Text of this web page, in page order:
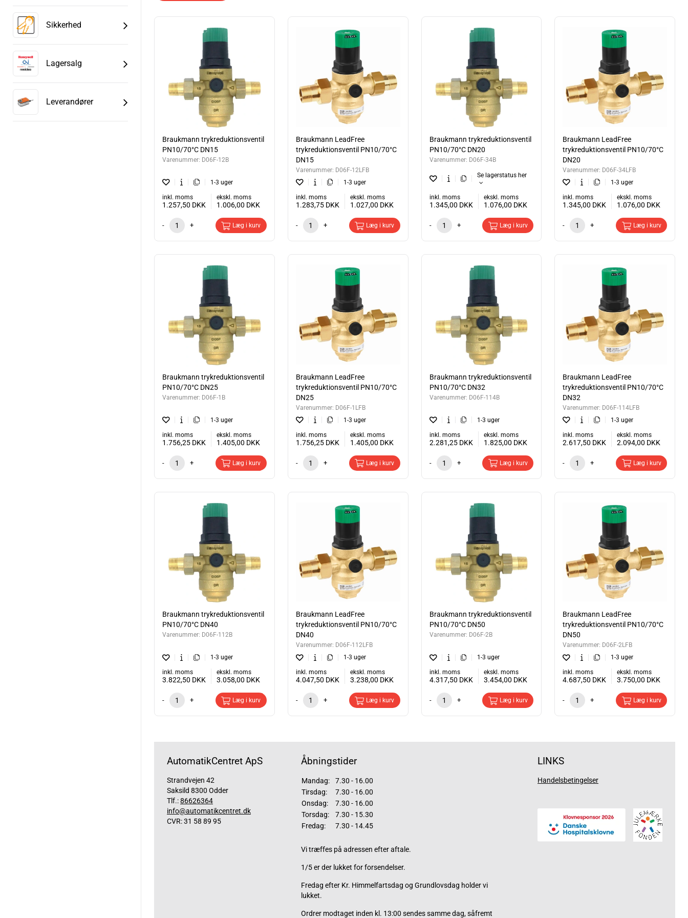
Sikkerhed
Lagersalg
Leverandører
INDGANGSTRYK............: 10 bar/ 10 bar
Denne model er leveret med messing filterkurv.
Manometer type M07M-AX skal bestilles særskilt
Tidligere Honeywell trykreduktionsventil D06F-XB
I henhold til EN 806-2 beskytter Braukmann trykreduktionsventiler fra Resideo af denne type husholdningsvandinstallationer mod for højt tryk fra forsyningen. De kan
også bruges til industrielle eller kommercielle applikationer indenfor ventilens specifikation. Ved at installere en Braukmann trykreduktionsventil fra Resideo undgås
trykskader og vandforbruget reduceres. Det indstillede tryk holdes også konstant, selv når der er store indløbstryksvingninger. Reduktion af driftstrykket og
fastholdelse af det på et konstant niveau minimerer flowstøj i installationen.
Braukmann trykreduktionsventil
PN10/70°C DN15
Varenummer: D06F-12B
1-3 uger
inkl. moms
1.257,50 DKK
ekskl. moms
1.006,00 DKK
- + Læg i kurv
Braukmann LeadFree
trykreduktionsventil PN10/70°C
DN15
Varenummer: D06F-12LFB
1-3 uger
inkl. moms
1.283,75 DKK
ekskl. moms
1.027,00 DKK
- + Læg i kurv
Braukmann trykreduktionsventil
PN10/70°C DN20
Varenummer: D06F-34B
Se lagerstatus her
inkl. moms
1.345,00 DKK
ekskl. moms
1.076,00 DKK
- + Læg i kurv
Braukmann LeadFree
trykreduktionsventil PN10/70°C
DN20
Varenummer: D06F-34LFB
1-3 uger
inkl. moms
1.345,00 DKK
ekskl. moms
1.076,00 DKK
- + Læg i kurv
Braukmann trykreduktionsventil
PN10/70°C DN25
Varenummer: D06F-1B
1-3 uger
inkl. moms
1.756,25 DKK
ekskl. moms
1.405,00 DKK
- + Læg i kurv
Braukmann LeadFree
trykreduktionsventil PN10/70°C
DN25
Varenummer: D06F-1LFB
1-3 uger
inkl. moms
1.756,25 DKK
ekskl. moms
1.405,00 DKK
- + Læg i kurv
Braukmann trykreduktionsventil
PN10/70°C DN32
Varenummer: D06F-114B
1-3 uger
inkl. moms
2.281,25 DKK
ekskl. moms
1.825,00 DKK
- + Læg i kurv
Braukmann LeadFree
trykreduktionsventil PN10/70°C
DN32
Varenummer: D06F-114LFB
1-3 uger
inkl. moms
2.617,50 DKK
ekskl. moms
2.094,00 DKK
- + Læg i kurv
Braukmann trykreduktionsventil
PN10/70°C DN40
Varenummer: D06F-112B
1-3 uger
inkl. moms
3.822,50 DKK
ekskl. moms
3.058,00 DKK
- + Læg i kurv
Braukmann LeadFree
trykreduktionsventil PN10/70°C
DN40
Varenummer: D06F-112LFB
1-3 uger
inkl. moms
4.047,50 DKK
ekskl. moms
3.238,00 DKK
- + Læg i kurv
Braukmann trykreduktionsventil
PN10/70°C DN50
Varenummer: D06F-2B
1-3 uger
inkl. moms
4.317,50 DKK
ekskl. moms
3.454,00 DKK
- + Læg i kurv
Braukmann LeadFree
trykreduktionsventil PN10/70°C
DN50
Varenummer: D06F-2LFB
1-3 uger
inkl. moms
4.687,50 DKK
ekskl. moms
3.750,00 DKK
- + Læg i kurv
AutomatikCentret ApS
Strandvejen 42
Saksild 8300 Odder
Tlf.:86626364
info@automatikcentret.dk
CVR: 31 58 89 95
Åbningstider
Mandag:
7.30 - 16.00
Tirsdag:
7.30 - 16.00
Onsdag:
7.30 - 16.00
Torsdag:
7.30 - 15.30
Fredag:
7.30 - 14.45
Vi træffes på adressen efter aftale.
1/5 er der lukket for forsendelser.
Fredag efter Kr. Himmelfartsdag og Grundlovsdag holder vi
lukket.
Ordrer modtaget inden kl. 13:00 sendes samme dag, såfremt
LINKS
Handelsbetingelser